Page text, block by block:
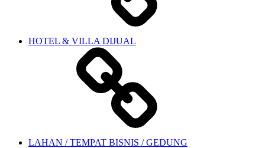
HOTEL & VILLA DIJUAL
LAHAN / TEMPAT BISNIS / GEDUNG